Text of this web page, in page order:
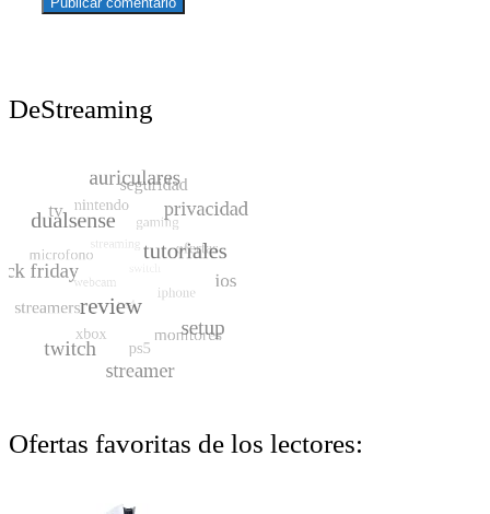
DeStreaming
Ofertas favoritas de los lectores: